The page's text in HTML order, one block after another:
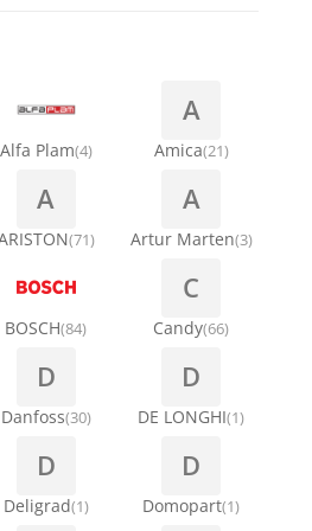
mašinu
veš mašinu
za veš mašine
uređaje
klima uređaja
Alfa Plam(4)
A
Amica(21)
A
(71)
A
Artur Marten(3)
BOSCH(84)
C
Candy(66)
D
Danfoss(30)
D
DE LONGHI(1)
D
Deligrad(1)
D
Domopart(1)